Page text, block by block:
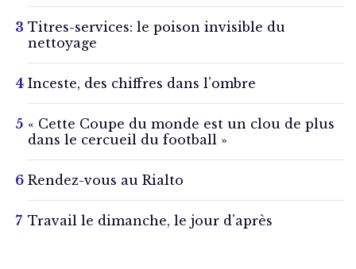
Titres-services: le poison invisible du
nettoyage
Inceste, des chiffres dans l’ombre
« Cette Coupe du monde est un clou de plus
dans le cercueil du football »
Rendez-vous au Rialto
Travail le dimanche, le jour d’après